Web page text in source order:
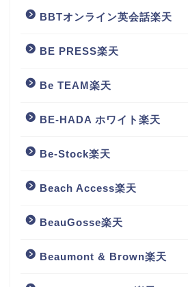
BBTオンライン英会話楽天
BE PRESS楽天
Be TEAM楽天
BE-HADA ホワイト楽天
Be-Stock楽天
Beach Access楽天
BeauGosse楽天
Beaumont & Brown楽天